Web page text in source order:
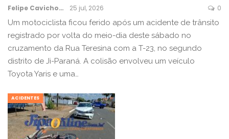
Felipe Cavichon 25 jul, 2026 0
Um motociclista ficou ferido após um acidente de trânsito
registrado por volta do meio-dia deste sábado no
cruzamento da Rua Teresina com a T-23, no segundo
distrito de Ji-Paraná. A colisão envolveu um veículo
Toyota Yaris e uma…
ACIDENTES